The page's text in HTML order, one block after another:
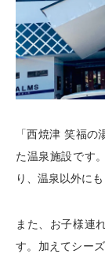
「西焼津 笑福
た温泉施設です
り、温泉以外に
また、お子様連
す。加えてシー